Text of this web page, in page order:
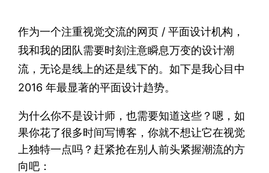
作为一个注重视觉交流的网页 / 平面设计机构，
我和我的团队需要时刻注意瞬息万变的设计潮
流，无论是线上的还是线下的。如下是我心目中
2016 年最显著的平面设计趋势。
为什么你不是设计师，也需要知道这些？嗯，如
果你花了很多时间写博客，你就不想让它在视觉
上独特一点吗？赶紧抢在别人前头紧握潮流的方
向吧：